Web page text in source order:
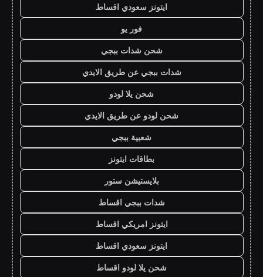
ايتونز سعودي اقساط
فور يو
شحن شدات ببجي
شدات ببجي عن طريق الايدي
شحن يلا لودو
شحن لودو عن طريق الايدي
شعبية ببجي
بطاقات ايتونز
بلايستيشن ستور
شدات ببجي اقساط
ايتونز امريكي اقساط
ايتونز سعودي اقساط
شحن يلا لودو اقساط